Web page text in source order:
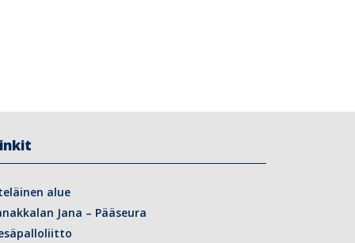
alue
Jana – Pääseura